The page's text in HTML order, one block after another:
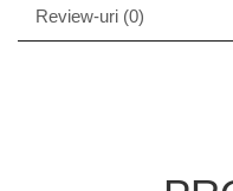
Review-uri (0)